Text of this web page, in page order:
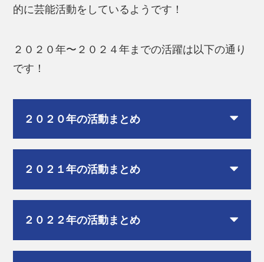
的に芸能活動をしているようです！
２０２０年〜２０２４年までの活躍は以下の通り
です！
２０２０年の活動まとめ
２０２１年の活動まとめ
２０２２年の活動まとめ